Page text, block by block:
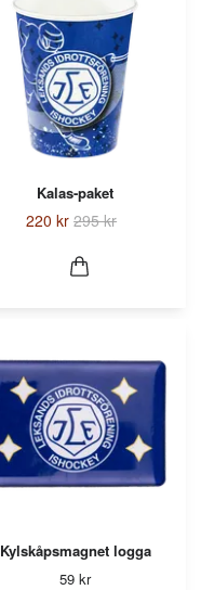
Kalas-paket
220 kr 295 kr
Kylskåpsmagnet logga
59 kr